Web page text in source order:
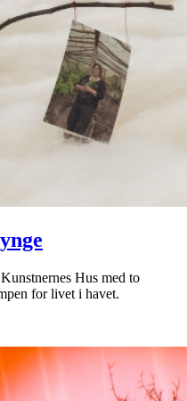
Hus med to
for livet i havet.